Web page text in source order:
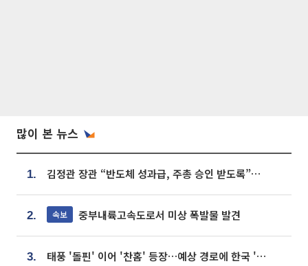
많이 본 뉴스
1. 김정관 장관 “반도체 성과급, 주총 승인 받도록”…상법·자본시장법 개정 시사
2. 속보 중부내륙고속도로서 미상 폭발물 발견
3. 태풍 '돌핀' 이어 '찬홈' 등장…예상 경로에 한국 '한숨'